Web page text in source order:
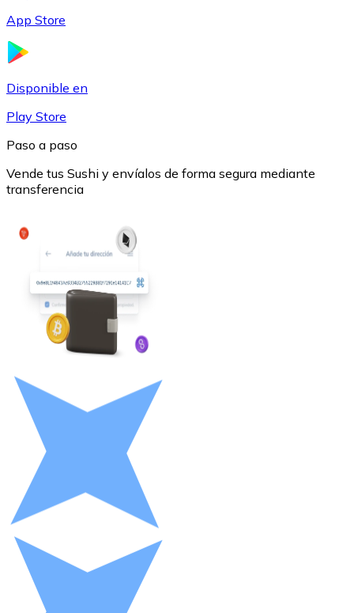
LTC
XRP
App Store
Disponible en
Play Store
Paso a paso
Vende tus Sushi y envíalos de forma segura mediante
transferencia